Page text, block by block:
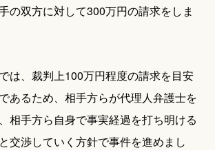
の双方に対して300万円の請求をしま
は、裁判上100万円程度の請求を目安
あるため、相手方らが代理人弁護士を
相手方ら自身で事実経過を打ち明ける
交渉していく方針で事件を進めまし